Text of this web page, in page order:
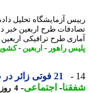
طرح اربعین خبر داد.
طرح ترافیکی اربعین
راهور -اربعین -کشور-
21 فوتی زائر در طرح ترافیکی اربعین
-اجتماعی-